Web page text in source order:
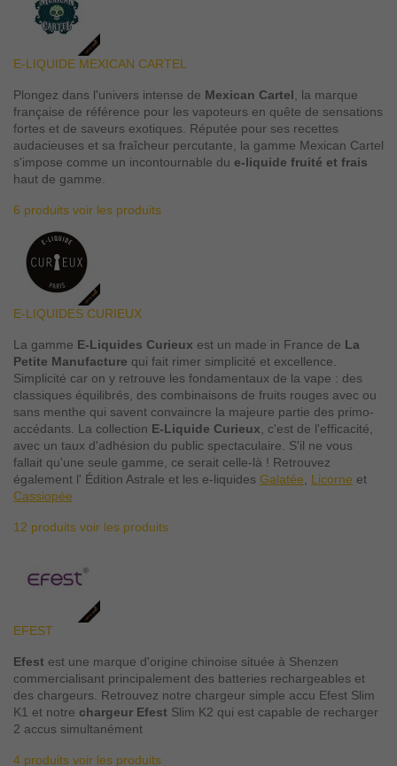
E-LIQUIDE MEXICAN CARTEL
Plongez dans l'univers intense de Mexican Cartel , la marque
française de référence pour les vapoteurs en quête de sensations
fortes et de saveurs exotiques. Réputée pour ses recettes
audacieuses et sa fraîcheur percutante, la gamme Mexican Cartel
s'impose comme un incontournable du e-liquide fruité et frais
haut de gamme.
6 produits voir les produits
E-LIQUIDES CURIEUX
La gamme E-Liquides Curieux est un made in France de La
Petite Manufacture qui fait rimer simplicité et excellence.
Simplicité car on y retrouve les fondamentaux de la vape : des
classiques équilibrés, des combinaisons de fruits rouges avec ou
sans menthe qui savent convaincre la majeure partie des primo-
accédants. La collection E-Liquide Curieux , c'est de l'efficacité,
avec un taux d'adhésion du public spectaculaire. S'il ne vous
fallait qu'une seule gamme, ce serait celle-là ! Retrouvez
également l' Édition Astrale et les e-liquides Galatée Licorne et
Cassiopée
12 produits voir les produits
EFEST
Efest est une marque d'origine chinoise située à Shenzen
commercialisant principalement des batteries rechargeables et
des chargeurs. Retrouvez notre chargeur simple accu Efest Slim
K1 et notre chargeur Efest Slim K2 qui est capable de recharger
2 accus simultanément
4 produits voir les produits